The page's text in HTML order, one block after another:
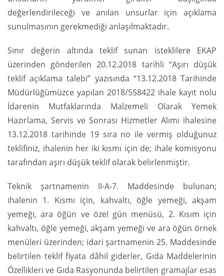
değerlendirileceği ve anılan unsurlar için açıklama
sunulmasının gerekmediği anlaşılmaktadır.
Sınır değerin altında teklif sunan isteklilere EKAP
üzerinden gönderilen 20.12.2018 tarihli “Aşırı düşük
teklif açıklama talebi” yazısında “13.12.2018 Tarihinde
Müdürlüğümüzce yapılan 2018/558422 ihale kayıt nolu
İdarenin Mutfaklarında Malzemeli Olarak Yemek
Hazırlama, Servis ve Sonrası Hizmetler Alımı ihalesine
13.12.2018 tarihinde 19 sıra no ile vermiş olduğunuz
teklifiniz, ihalenin her iki kısmı için de; ihale komisyonu
tarafından aşırı düşük teklif olarak belirlenmiştir.
Teknik şartnamenin II-A-7. Maddesinde bulunan;
ihalenin 1. Kısmı için, kahvaltı, öğle yemeği, akşam
yemeği, ara öğün ve özel gün menüsü, 2. Kısım için
kahvaltı, öğle yemeği, akşam yemeği ve ara öğün örnek
menüleri üzerinden; idari şartnamenin 25. Maddesinde
belirtilen teklif fiyata dâhil giderler, Gıda Maddelerinin
Özellikleri ve Gıda Rasyonunda belirtilen gramajlar esas